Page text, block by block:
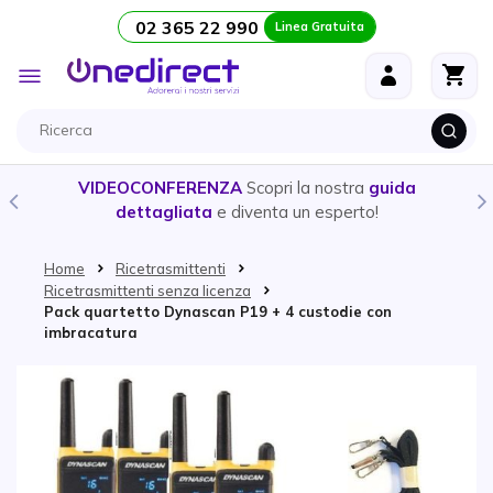
Salta al contenuto 02 365 22 990 Linea Gratuita
Toggle
Nav
VIDEOCONFERENZA Scopri la nostra guida
dettagliata e diventa un esperto!
Home
Ricetrasmittenti
Ricetrasmittenti senza licenza
Pack quartetto Dynascan P19 + 4 custodie con
imbracatura
Vai alla fine della galleria di immagini